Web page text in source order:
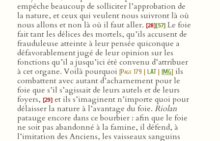
empêche beaucoup de solliciter l’approbation de
la nature, et ceux qui veulent nous suivront là où
nous allons et non là où il faut aller. [28][57] Le foie
fait tant les délices des mortels, qu’ils accusent de
frauduleuse atteinte à leur pensée quiconque a
défavorablement jugé de leur opinion sur les
fonctions qu’il a jusqu’ici été convenu d’attribuer
à cet organe. Voilà pourquoi [Page 179 | LAT| IMG] ils
combattent avec autant d’acharnement pour le
foie que s’il s’agissait de leurs autels et de leurs
foyers, [29] et ils s’imaginent n’importe quoi pour
délaisser la nature à l’avantage du foie. Riolan
patauge encore dans ce bourbier : afin que le foie
ne soit pas abandonné à la famine, il défend, à
l’imitation des Anciens, les vaisseaux sanguins